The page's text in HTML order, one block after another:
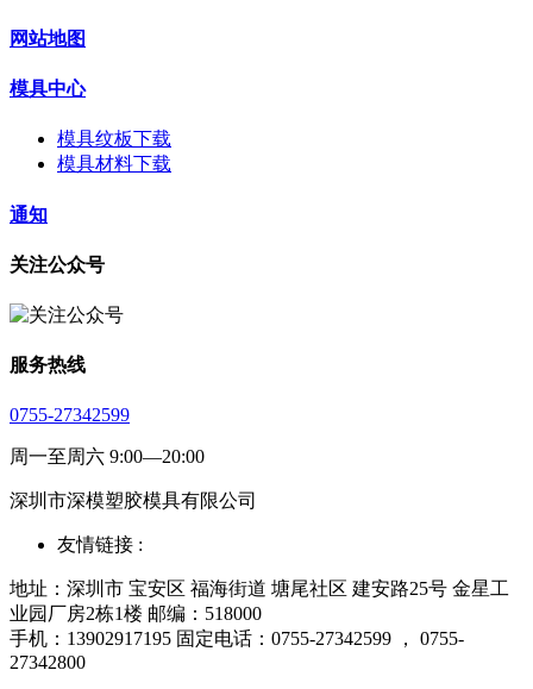
网站地图
模具中心
模具纹板下载
模具材料下载
通知
关注公众号
服务热线
0755-27342599
周一至周六 9:00—20:00
深圳市深模塑胶模具有限公司
友情链接 :
地址：深圳市 宝安区 福海街道 塘尾社区 建安路25号 金星工
业园厂房2栋1楼 邮编：518000
手机：13902917195 固定电话：0755-27342599 ， 0755-
27342800